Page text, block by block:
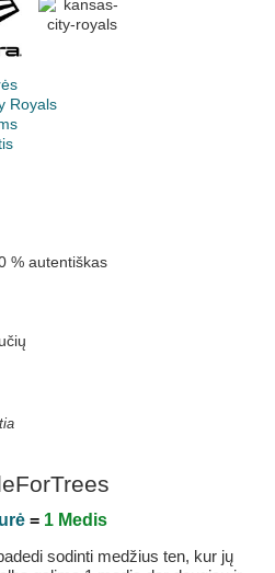
Royals
% autentiškas
= 1 Medis
sodinti medžius ten, kur jų